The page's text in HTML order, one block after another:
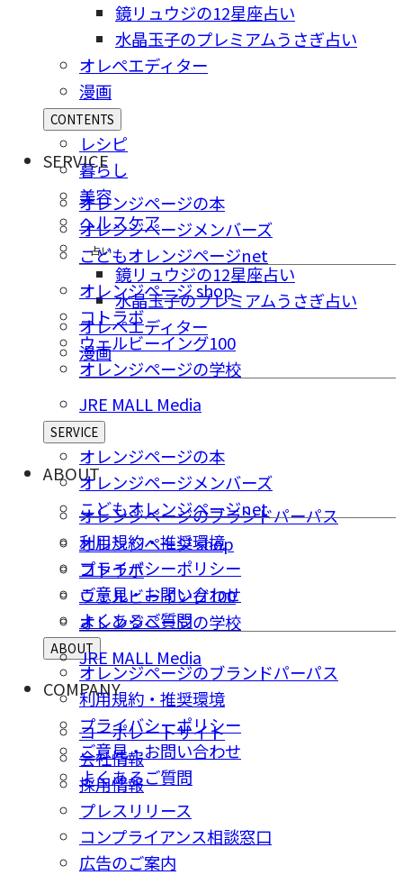
鏡リュウジの12星座占い
水晶玉子のプレミアムうさぎ占い
オレペエディター
漫画
CONTENTS
レシピ
暮らし
美容
ヘルスケア
占い
鏡リュウジの12星座占い
水晶玉子のプレミアムうさぎ占い
オレペエディター
漫画
SERVICE
オレンジページの本
オレンジページメンバーズ
こどもオレンジページnet
オレンジページ shop
コトラボ
ウェルビーイング100
オレンジページの学校
JRE MALL Media
SERVICE
オレンジページの本
オレンジページメンバーズ
こどもオレンジページnet
オレンジページ shop
コトラボ
ウェルビーイング100
オレンジページの学校
JRE MALL Media
ABOUT
オレンジページのブランドパーパス
利用規約・推奨環境
プライバシーポリシー
ご意⾒・お問い合わせ
よくあるご質問
ABOUT
オレンジページのブランドパーパス
利用規約・推奨環境
プライバシーポリシー
ご意⾒・お問い合わせ
よくあるご質問
COMPANY
コーポレートサイト
会社情報
採⽤情報
プレスリリース
コンプライアンス相談窓⼝
広告のご案内